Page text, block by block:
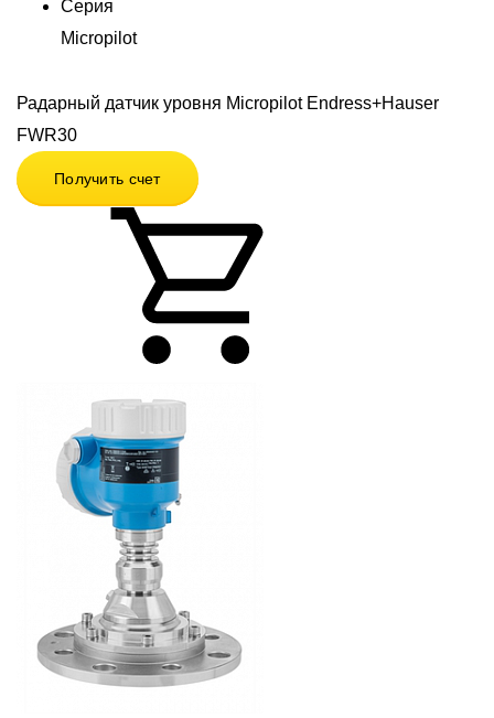
Серия
Micropilot
Радарный датчик уровня Micropilot Endress+Hauser
FWR30
Получить счет